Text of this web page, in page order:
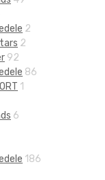
2
2
92
86
1
6
186